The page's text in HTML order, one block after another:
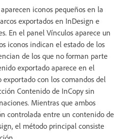
iconos pequeños en la
exportados en InDesign e
En el panel Vínculos aparece un
iconos indican el estado de los
de los que no forman parte
exportado aparece en el
con los comandos del
Contenido de InCopy sin
Mientras que ambos
controlada entre un contenido de
el método principal consiste